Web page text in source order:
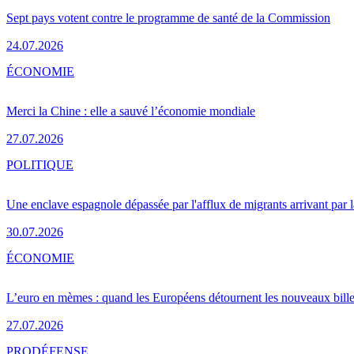
Sept pays votent contre le programme de santé de la Commission
24.07.2026
Merci la Chine : elle a sauvé l’économie mondiale
27.07.2026
ÉCONOMIE
Une enclave espagnole dépassée par l'afflux de migrants arrivant par
30.07.2026
POLITIQUE
L’euro en mèmes : quand les Européens détournent les nouveaux
27.07.2026
ÉCONOMIE